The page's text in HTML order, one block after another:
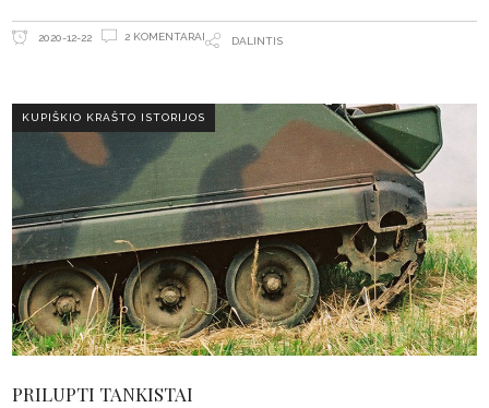
2020-12-22 2 KOMENTARAI DALINTIS
KUPIŠKIO KRAŠTO ISTORIJOS
PRILUPTI TANKISTAI